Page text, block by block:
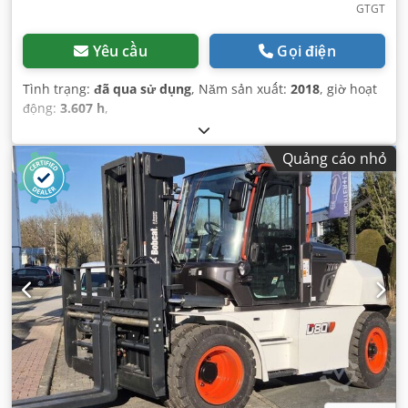
GTGT
Yêu cầu Gọi điện
Tình trạng: đã qua sử dụng, Năm sản xuất: 2018, giờ hoạt
động: 3.607 h,
Quảng cáo nhỏ